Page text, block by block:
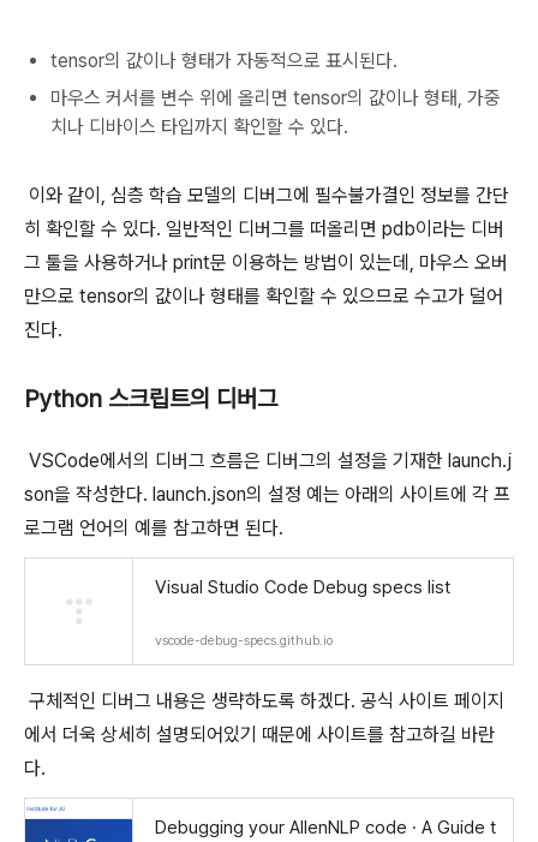
tensor의 값이나 형태가 자동적으로 표시된다.
마우스 커서를 변수 위에 올리면 tensor의 값이나 형태, 가중
치나 디바이스 타입까지 확인할 수 있다.
이와 같이, 심층 학습 모델의 디버그에 필수불가결인 정보를 간단
히 확인할 수 있다. 일반적인 디버그를 떠올리면 pdb이라는 디버
그 툴을 사용하거나 print문 이용하는 방법이 있는데, 마우스 오버
만으로 tensor의 값이나 형태를 확인할 수 있으므로 수고가 덜어
진다.
Python 스크립트의 디버그
VSCode에서의 디버그 흐름은 디버그의 설정을 기재한 launch.j
son을 작성한다. launch.json의 설정 예는 아래의 사이트에 각 프
로그램 언어의 예를 참고하면 된다.
Visual Studio Code Debug specs list
vscode-debug-specs.github.io
구체적인 디버그 내용은 생략하도록 하겠다. 공식 사이트 페이지
에서 더욱 상세히 설명되어있기 때문에 사이트를 참고하길 바란
다.
Debugging your AllenNLP code · A Guide t